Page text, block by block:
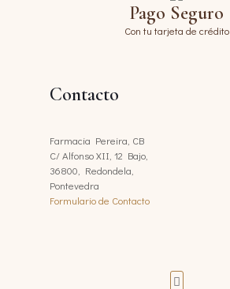
Pago Seguro
Con tu tarjeta de crédito
Contacto
Farmacia Pereira, CB
C/ Alfonso XII, 12 Bajo,
36800, Redondela,
Pontevedra
Formulario de Contacto